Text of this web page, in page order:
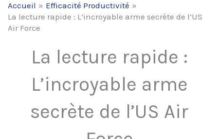
Accueil
Efficacité Productivité
La lecture rapide : L’incroyable arme secrète de l’US
Air Force
La lecture rapide :
L’incroyable arme
secrète de l’US Air